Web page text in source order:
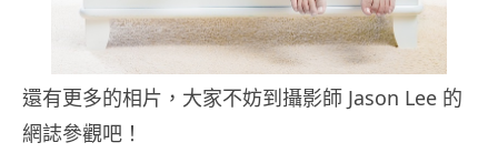
還有更多的相片，大家不妨到攝影師 Jason Lee 的
網誌參觀吧！